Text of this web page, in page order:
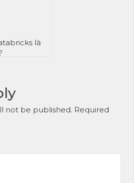
là
not be published. Required